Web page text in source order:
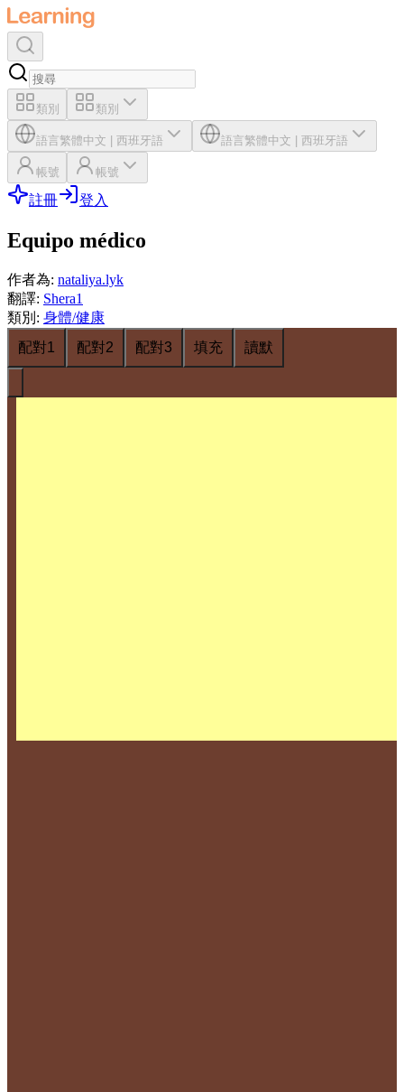
類別 類別
語言繁體中文 西班牙語 語言繁體中文 西班牙語
帳號 帳號
註冊 登入
Equipo médico
作者為: nataliya.lyk
翻譯: Shera1
類別 : 身體/健康
配對1
配對2 配對3 填充 讀默